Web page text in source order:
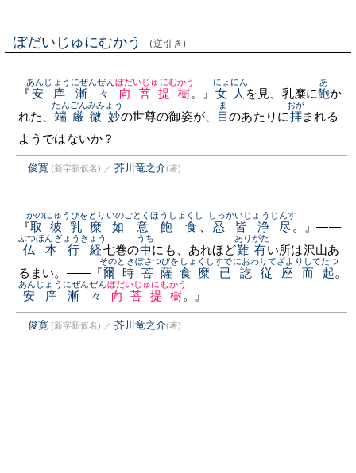
ぼだいじゅにむかう (逆引き)
『安庠漸々
あんじょうにぜんぜん
向菩提樹
ぼだいじゅにむかう
。』 女人
にょにん
を見、乳糜に飽
あ
か
れた、 端厳微妙
たんごんみみょう
の世尊の御姿が、 目
ま
のあたりに拝
おが
まれる
ようではないか？
俊寛 (新字新仮名) ／ 芥川竜之介(著)
『取彼乳糜
かのにゅうびをとり
如意飽食
いのごとくほうしょくし
悉皆浄尽
しっかいじょうじんす
。』——
仏本行経
ぶつほんぎょうきょう
七巻の中
うち
にも、あれほど難有
ありがた
い所は沢山あ
るまい。——『爾時菩薩食糜
そのときぼさつびをしょくし
已訖従座而起
すでにおわりてざよりしてたつ
。
安庠漸々
あんじょうにぜんぜん
向菩提樹
ぼだいじゅにむかう
。』
俊寛 (新字新仮名) ／ 芥川竜之介(著)